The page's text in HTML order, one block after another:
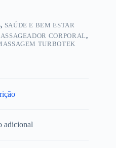
, SAÚDE E BEM ESTAR
CORPORAL,
TURBOTEK
adicional